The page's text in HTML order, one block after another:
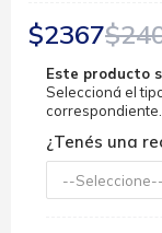
$2367
Este producto
Seleccioná el
correspondiente.
¿Tenés una